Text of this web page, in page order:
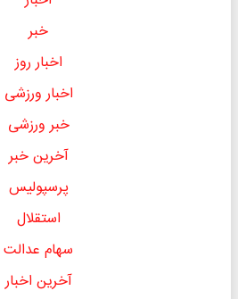
خبر
اخبار روز
اخبار ورزشی
خبر ورزشی
آخرین خبر
پرسپولیس
استقلال
سهام عدالت
آخرین اخبار